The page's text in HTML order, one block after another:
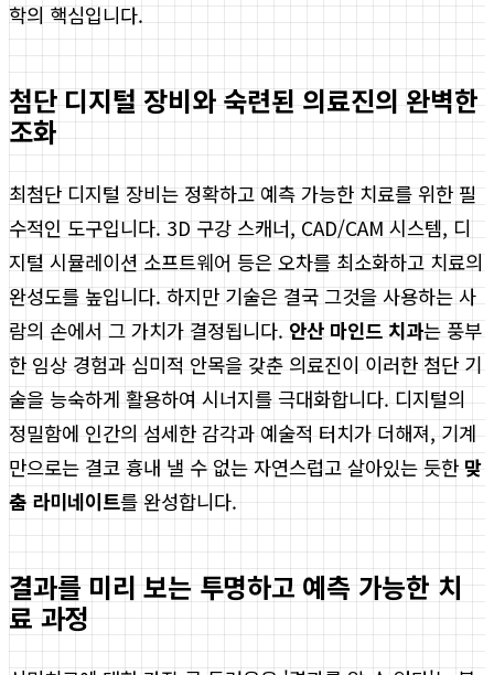
학의 핵심입니다.
첨단 디지털 장비와 숙련된 의료진의 완벽한
조화
최첨단 디지털 장비는 정확하고 예측 가능한 치료를 위한 필
수적인 도구입니다. 3D 구강 스캐너, CAD/CAM 시스템, 디
지털 시뮬레이션 소프트웨어 등은 오차를 최소화하고 치료의
완성도를 높입니다. 하지만 기술은 결국 그것을 사용하는 사
람의 손에서 그 가치가 결정됩니다. 안산 마인드 치과는 풍부
한 임상 경험과 심미적 안목을 갖춘 의료진이 이러한 첨단 기
술을 능숙하게 활용하여 시너지를 극대화합니다. 디지털의
정밀함에 인간의 섬세한 감각과 예술적 터치가 더해져, 기계
만으로는 결코 흉내 낼 수 없는 자연스럽고 살아있는 듯한 맞
춤 라미네이트를 완성합니다.
결과를 미리 보는 투명하고 예측 가능한 치
료 과정